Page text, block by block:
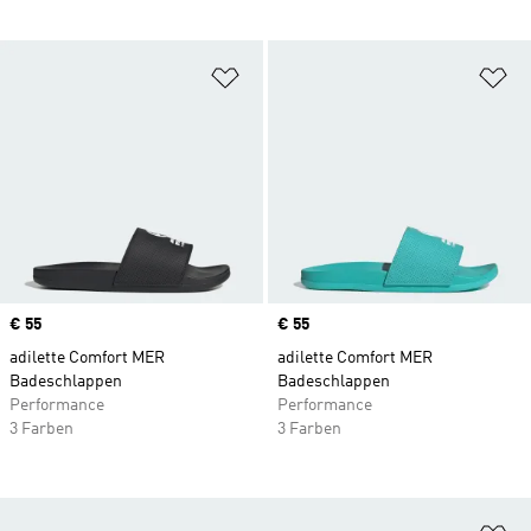
Price
€ 55
adilette Comfort MER
Badeschlappen
Performance
3 Farben
Price
€ 55
adilette Comfort MER
Badeschlappen
Performance
3 Farben